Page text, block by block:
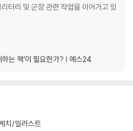
터리 및 군장 관련 작업을 이어가고 있
하는 책’이 필요한가? | 예스24
치/일러스트